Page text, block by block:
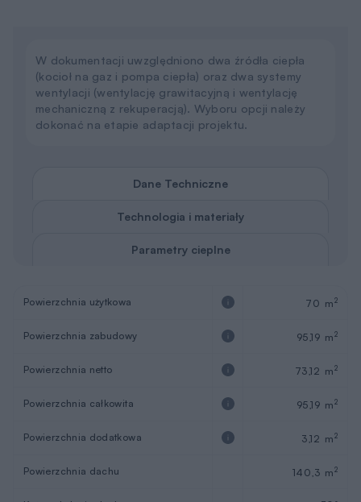
W dokumentacji uwzględniono dwa źródła ciepła
(kocioł na gaz i pompa ciepła) oraz dwa systemy
wentylacji (wentylację grawitacyjną i wentylację
mechaniczną z rekuperacją). Wyboru opcji należy
dokonać na etapie adaptacji projektu.
Dane Techniczne
Technologia i materiały
Parametry cieplne
Powierzchnia użytkowa 70 m2
Powierzchnia zabudowy 95,19 m2
Powierzchnia netto 73,12 m2
Powierzchnia całkowita 95,19 m2
Powierzchnia dodatkowa 3,12 m2
Powierzchnia dachu 140,3 m2